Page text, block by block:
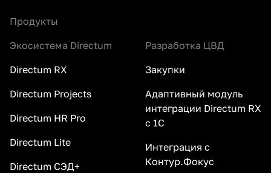
Продукты
Экосистема Directum
Directum RX
Directum Projects
Directum HR Pro
Directum Lite
Directum СЭД+
Разработка ЦВД
Закупки
Адаптивный модуль
интеграции Directum RX
с 1С
Интеграция с
Контур.Фокус